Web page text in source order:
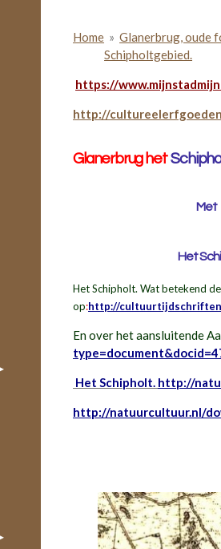
Home » Glanerbrug, oude
Schipholtgebied.
https://
http://
Glanerbrug het
Met
Het
Het Schipholt. Wat betekend
op:http://
En over het aansluitende
Het Schipholt. http://
http://natuurcultuur.nl/